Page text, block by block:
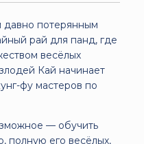
потерянным
рай для панд, где
весёлых
Кай начинает
фу мастеров по
— обучить
полную его весёлых,